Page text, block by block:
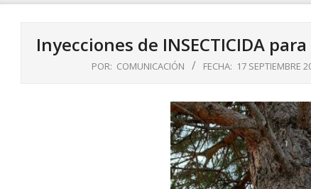
Inyecciones de INSECTICIDA
POR: COMUNICACIÓN FECHA: 17 SEPTIEMBRE